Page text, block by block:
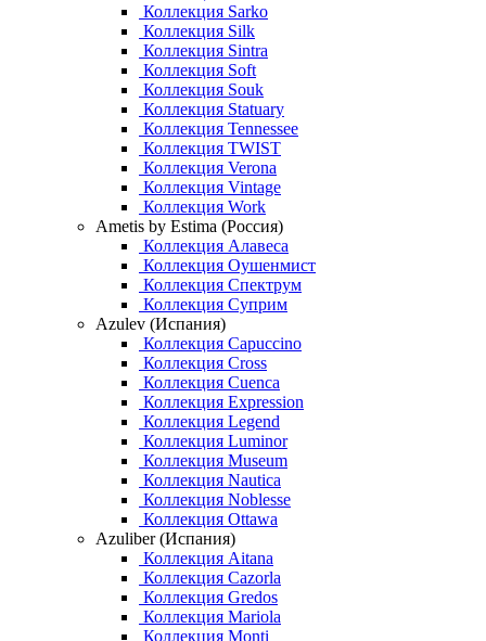
Коллекция Sarko
Коллекция Silk
Коллекция Sintra
Коллекция Soft
Коллекция Souk
Коллекция Statuary
Коллекция Tennessee
Коллекция TWIST
Коллекция Verona
Коллекция Vintage
Коллекция Work
Ametis by Estima (Россия)
Коллекция Алавеса
Коллекция Оушенмист
Коллекция Спектрум
Коллекция Суприм
Azulev (Испания)
Коллекция Capuccino
Коллекция Cross
Коллекция Cuenca
Коллекция Expression
Коллекция Legend
Коллекция Luminor
Коллекция Museum
Коллекция Nautica
Коллекция Noblesse
Коллекция Ottawa
Azuliber (Испания)
Коллекция Aitana
Коллекция Cazorla
Коллекция Gredos
Коллекция Mariola
Коллекция Monti